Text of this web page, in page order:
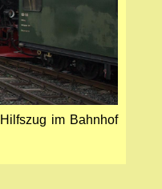
im Bahnhof